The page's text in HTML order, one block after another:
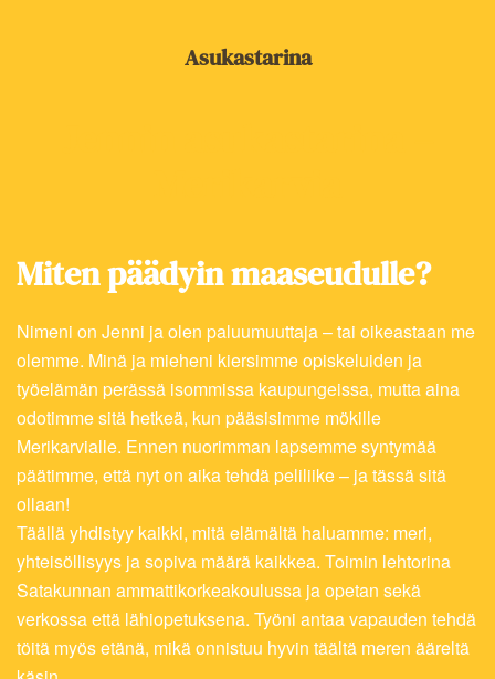
Asukastarina
Miten päädyin maaseudulle?
Nimeni on Jenni ja olen paluumuuttaja – tai oikeastaan me
olemme. Minä ja mieheni kiersimme opiskeluiden ja
työelämän perässä isommissa kaupungeissa, mutta aina
odotimme sitä hetkeä, kun pääsisimme mökille
Merikarvialle. Ennen nuorimman lapsemme syntymää
päätimme, että nyt on aika tehdä peliliike – ja tässä sitä
ollaan!
Täällä yhdistyy kaikki, mitä elämältä haluamme: meri,
yhteisöllisyys ja sopiva määrä kaikkea. Toimin lehtorina
Satakunnan ammattikorkeakoulussa ja opetan sekä
verkossa että lähiopetuksena. Työni antaa vapauden tehdä
töitä myös etänä, mikä onnistuu hyvin täältä meren ääreltä